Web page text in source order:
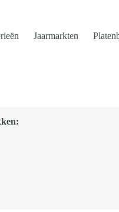
Jaarmarkten